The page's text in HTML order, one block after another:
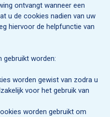
ontvangt wanneer een
u de cookies nadien van uw
hiervoor de helpfunctie van
gebruikt worden:
worden gewist van zodra u
voor het gebruik van
worden gebruikt om